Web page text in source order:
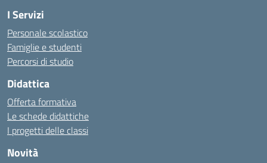
I Servizi
Personale scolastico
Famiglie e studenti
Percorsi di studio
Didattica
Offerta formativa
Le schede didattiche
I progetti delle classi
Novità